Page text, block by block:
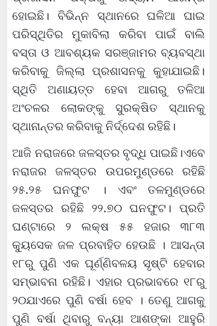
ହୋଇଛି। ବିଭିନ୍ନ ସ୍ଥାନରେ ଘଳିଆ ଘାଇ
ପରିସ୍ଥିତିର ମୁକାବିଲା କରିବା ପାଇଁ ବାଲି
ବସ୍ତା ଓ ଆବଶ୍ୟକ ସରଞ୍ଜାମର ବ୍ୟବସ୍ଥା
କରିବାକୁ ଜିଲ୍ଲା ପ୍ରଶାସନକୁ କୁହାଯାଇଛି।
ସ୍ଥିତି ଅଣାୟତ୍ତ ହେବା ଆଗରୁ ତଳିଆ
ଅଂଚଳର ଲୋକଙ୍କୁ ସୁରକ୍ଷିତ ସ୍ଥାନକୁ
ସ୍ଥାନାନ୍ତର କରିବାକୁ ନିର୍ଦ୍ଦେଶ ରହିଛି।
ଆଜି ନରାଜରେ ଜଳସ୍ତର ବୃଦ୍ଧି ପାଇଛି।ଏବେ
ନରାଜର ଜଳସ୍ତର ଉପରମୁଣ୍ଡରେ ରହିଛି
୨୫.୨୫ ଘନଫୁଟ । ଏବଂ ତଳମୁଣ୍ଡରେ
ଜଳସ୍ତର ରହିଛି ୨୨.୭୦ ଘନଫୁଟ। ପ୍ରତି
ଘଣ୍ଟାରେ ୨ ଲକ୍ଷ ୫୫ ହଜାର ୩୮୩
କ୍ୟୁସେକ ଜଳ ପ୍ରବାହିତ ହେଉଛି । ଆସନ୍ତା
୧୮ରୁ ପୁଣି ଏକ ଘୂର୍ଣ୍ଣିବଳୟ ସୃଷ୍ଟି ହେବାର
ସମ୍ଭାବନା ରହିଛି। ଏହାର ପ୍ରଭାବରେ ୧୮ରୁ
୨୦ଯାଏରେ ପୁଣି ବର୍ଷା ହେବ । ତେଣୁ ଆଗକୁ
ପୁଣି ବର୍ଷା ଥିବାରୁ ବନ୍ୟା ଆଶଙ୍କା ଆହୁରି